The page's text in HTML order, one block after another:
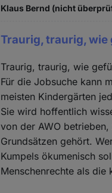
Klaus Bernd (nicht
Traurig, traurig, wie
Traurig, traurig, wie
Für die Jobsuche kann
meisten Kindergärten
Sie wird hoffentlich
von der AWO
Grundsätzen gehört.
Kumpels ökumenisch
Menschenrechte als die